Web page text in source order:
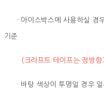
· 아이스박스에 사용하실 경
기준
(크라프트 테이프는 정방
· 바탕 색상이 투명일 경우 일